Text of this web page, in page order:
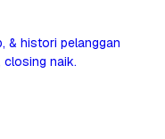
& histori pelanggan
closing naik.